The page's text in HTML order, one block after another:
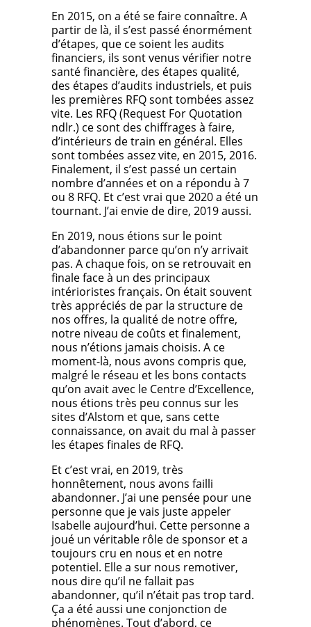
En 2015, on a été se faire connaître. A
partir de là, il s’est passé énormément
d’étapes, que ce soient les audits
financiers, ils sont venus vérifier notre
santé financière, des étapes qualité,
des étapes d’audits industriels, et puis
les premières RFQ sont tombées assez
vite. Les RFQ (Request For Quotation
ndlr.) ce sont des chiffrages à faire,
d’intérieurs de train en général. Elles
sont tombées assez vite, en 2015, 2016.
Finalement, il s’est passé un certain
nombre d’années et on a répondu à 7
ou 8 RFQ. Et c’est vrai que 2020 a été un
tournant. J’ai envie de dire, 2019 aussi.
En 2019, nous étions sur le point
d’abandonner parce qu’on n’y arrivait
pas. A chaque fois, on se retrouvait en
finale face à un des principaux
intérioristes français. On était souvent
très appréciés de par la structure de
nos offres, la qualité de notre offre,
notre niveau de coûts et finalement,
nous n’étions jamais choisis. A ce
moment-là, nous avons compris que,
malgré le réseau et les bons contacts
qu’on avait avec le Centre d’Excellence,
nous étions très peu connus sur les
sites d’Alstom et que, sans cette
connaissance, on avait du mal à passer
les étapes finales de RFQ.
Et c’est vrai, en 2019, très
honnêtement, nous avons failli
abandonner. J’ai une pensée pour une
personne que je vais juste appeler
Isabelle aujourd’hui. Cette personne a
joué un véritable rôle de sponsor et a
toujours cru en nous et en notre
potentiel. Elle a sur nous remotiver,
nous dire qu’il ne fallait pas
abandonner, qu’il n’était pas trop tard.
Ça a été aussi une conjonction de
phénomènes. Tout d’abord, ce